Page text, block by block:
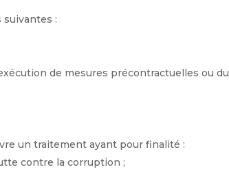
:
de mesures précontractuelles ou du
un traitement ayant pour finalité :
contre la corruption ;